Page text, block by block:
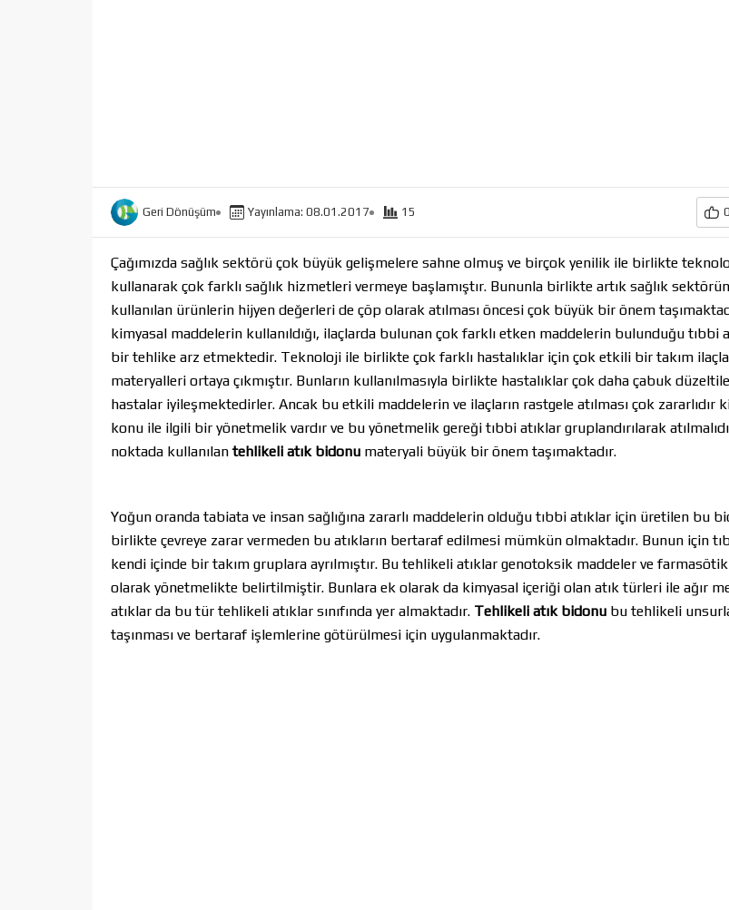
Geri Dönüşüm Yayınlama: 08.01.2017 15 0
Çağımızda sağlık sektörü çok büyük gelişmelere sahne olmuş ve birçok yenilik ile birlikte
kullanarak çok farklı sağlık hizmetleri vermeye başlamıştır. Bununla birlikte artık sağlık
kullanılan ürünlerin hijyen değerleri de çöp olarak atılması öncesi çok büyük bir önem
kimyasal maddelerin kullanıldığı, ilaçlarda bulunan çok farklı etken maddelerin bulunduğu tıbbi
bir tehlike arz etmektedir. Teknoloji ile birlikte çok farklı hastalıklar için çok etkili bir takım
materyalleri ortaya çıkmıştır. Bunların kullanılmasıyla birlikte hastalıklar çok daha çabuk
hastalar iyileşmektedirler. Ancak bu etkili maddelerin ve ilaçların rastgele atılması çok zararlıdır
konu ile ilgili bir yönetmelik vardır ve bu yönetmelik gereği tıbbi atıklar gruplandırılarak
noktada kullanılan tehlikeli atık bidonu materyali büyük bir önem taşımaktadır.
Yoğun oranda tabiata ve insan sağlığına zararlı maddelerin olduğu tıbbi atıklar için üretilen bu
birlikte çevreye zarar vermeden bu atıkların bertaraf edilmesi mümkün olmaktadır. Bunun için
kendi içinde bir takım gruplara ayrılmıştır. Bu tehlikeli atıklar genotoksik maddeler ve
olarak yönetmelikte belirtilmiştir. Bunlara ek olarak da kimyasal içeriği olan atık türleri ile ağır
atıklar da bu tür tehlikeli atıklar sınıfında yer almaktadır. Tehlikeli atık bidonu bu tehlikeli
taşınması ve bertaraf işlemlerine götürülmesi için uygulanmaktadır.